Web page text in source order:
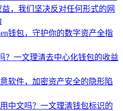
，我们坚决反对任何形式的网
钱包，守护你的数字资产全指
？一文理清去中心化钱包的收益
软件，加密资产安全的隐形陷
中文吗？一文理清钱包标识的